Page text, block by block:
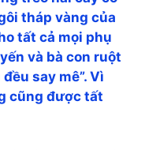
tháp vàng của
tất cả mọi phụ
và bà con ruột
say mê”. Vì
cũng được tất